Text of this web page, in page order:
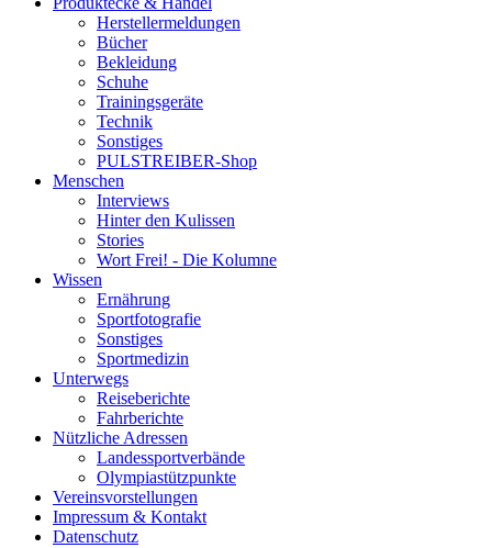
Herstellermeldungen
Bücher
Bekleidung
Schuhe
Trainingsgeräte
Technik
Sonstiges
PULSTREIBER-Shop
Menschen
Interviews
Hinter den Kulissen
Stories
Wort Frei! - Die Kolumne
Wissen
Ernährung
Sportfotografie
Sonstiges
Sportmedizin
Unterwegs
Reiseberichte
Fahrberichte
Nützliche Adressen
Landessportverbände
Olympiastützpunkte
Vereinsvorstellungen
Impressum & Kontakt
Datenschutz